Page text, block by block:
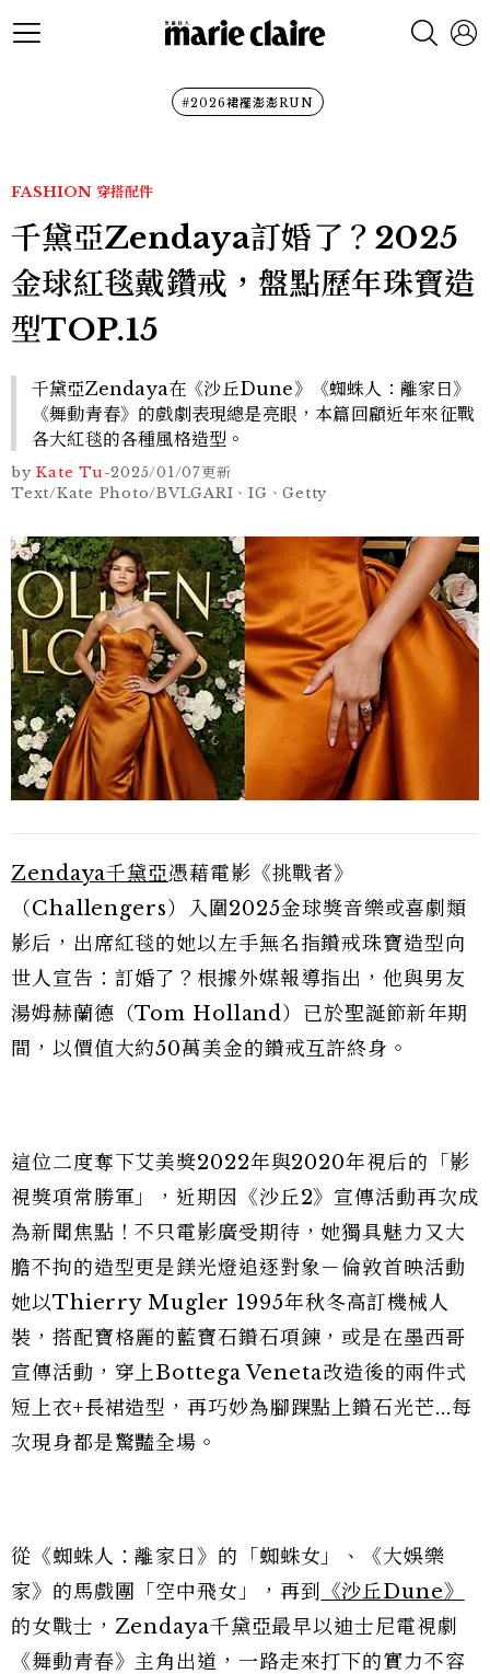
#2026裙襬澎澎RUN
FASHION 穿搭配件
千黛亞Zendaya訂婚了？2025
金球紅毯戴鑽戒，盤點歷年珠寶造
型TOP.15
千黛亞Zendaya在《沙丘Dune》《蜘蛛人：離家日》
《舞動青春》的戲劇表現總是亮眼，本篇回顧近年來征戰
各大紅毯的各種風格造型。
by Kate Tu-2025/01/07更新
Text/Kate Photo/BVLGARI、IG、Getty
Zendaya千黛亞憑藉電影《挑戰者》
（Challengers）入圍2025金球獎音樂或喜劇類
影后，出席紅毯的她以左手無名指鑽戒珠寶造型向
世人宣告：訂婚了？根據外媒報導指出，他與男友
湯姆赫蘭德（Tom Holland）已於聖誕節新年期
間，以價值大約50萬美金的鑽戒互許終身。
這位二度奪下艾美獎2022年與2020年視后的「影
視獎項常勝軍」，近期因《沙丘2》宣傳活動再次成
為新聞焦點！不只電影廣受期待，她獨具魅力又大
膽不拘的造型更是鎂光燈追逐對象－倫敦首映活動
她以Thierry Mugler 1995年秋冬高訂機械人
裝，搭配寶格麗的藍寶石鑽石項鍊，或是在墨西哥
宣傳活動，穿上Bottega Veneta改造後的兩件式
短上衣+長裙造型，再巧妙為腳踝點上鑽石光芒...每
次現身都是驚豔全場。
從《蜘蛛人：離家日》的「蜘蛛女」、《大娛樂
家》的馬戲團「空中飛女」，再到
《沙丘Dune》
的女戰士，Zendaya千黛亞最早以迪士尼電視劇
《舞動青春》主角出道，一路走來打下的實力不容